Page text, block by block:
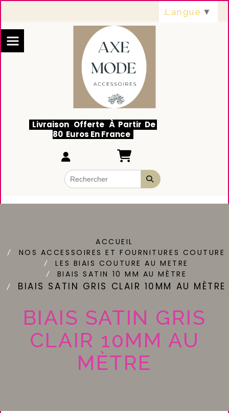
Livraison Offerte À Partir De
80 Euros En France
ACCUEIL
NOS ACCESSOIRES ET FOURNITURES COUTURE
LES BIAIS COUTURE AU METRE
BIAIS SATIN 10 MM AU MÈTRE
BIAIS SATIN GRIS CLAIR 10MM AU MÈTRE
BIAIS SATIN GRIS
CLAIR 10MM AU
MÈTRE
Langue ▼
Panneau de gestion des cookies